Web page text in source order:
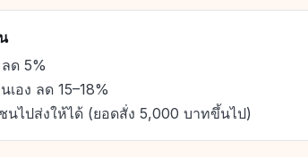
ด 5%
เอง ลด 15–18%
นไปส่งให้ได้ (ยอดสั่ง 5,000 บาทขึ้นไป)